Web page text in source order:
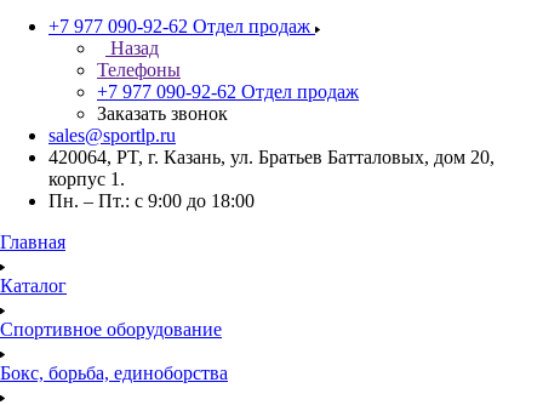
+7 977 090-92-62 Отдел продаж
Назад
Телефоны
+7 977 090-92-62 Отдел продаж
Заказать звонок
sales@sportlp.ru
420064, PT, г. Казань, ул. Братьев Батталовых, дом 20,
корпус 1.
Пн. – Пт.: с 9:00 до 18:00
Главная
Каталог
Спортивное оборудование
Бокс, борьба, единоборства